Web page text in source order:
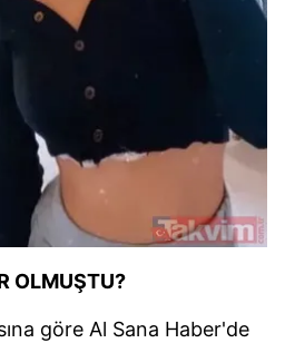
OLMUŞTU?
göre Al Sana Haber'de